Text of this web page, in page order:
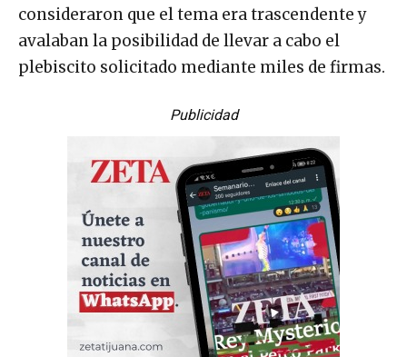
consideraron que el tema era trascendente y
avalaban la posibilidad de llevar a cabo el
plebiscito solicitado mediante miles de firmas.
Publicidad